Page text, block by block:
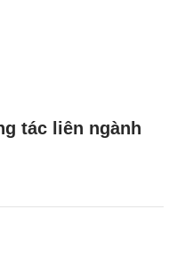
tác liên ngành